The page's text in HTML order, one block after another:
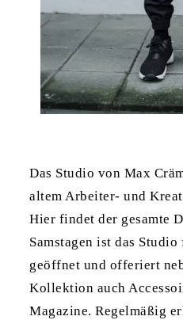
Das Studio von Max
altem Arbeiter- und
Hier findet der gesamte
Samstagen ist das Studio
geöffnet und offeriert
Kollektion auch
Magazine. Regelmäßig